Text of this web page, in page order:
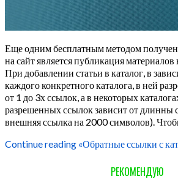
Еще одним бесплатным методом
на сайт является публикация материалов
При добавлении статьи в каталог, в
каждого конкретного каталога, в ней
от 1 до 3х ссылок, а в некоторых
разрешенных ссылок зависит от длинны
внешняя ссылка на 2000 символов).
Continue reading «Обратные ссылки с
РЕКОМЕНДУЮ